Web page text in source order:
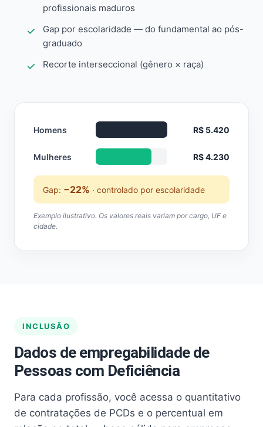
profissionais maduros
Gap por escolaridade — do fundamental ao pós-
graduado
Recorte interseccional (gênero × raça)
Homens R$ 5.420
Mulheres R$ 4.230
Gap: −22% · controlado por escolaridade
Exemplo ilustrativo. Os valores reais variam por cargo, UF e
cidade.
INCLUSÃO
Dados de empregabilidade de
Pessoas com Deficiência
Para cada profissão, você acessa o quantitativo
de contratações de PCDs e o percentual em